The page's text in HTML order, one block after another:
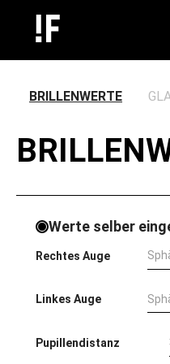
BRILLENWERTE
Werte selber
Rechtes Auge
Linkes Auge
Pupillendistanz